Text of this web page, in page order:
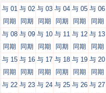
与 01
同期
与 02
同期
与 03
同期
与 04
同期
与 05
同期
与 06
同期
与 08
同期
与 09
同期
与 10
同期
与 11
同期
与 12
同期
与 13
同期
与 15
同期
与 16
同期
与 17
同期
与 18
同期
与 19
同期
与 20
同期
与 22 与 23 与 24 与 25 与 26 与 27